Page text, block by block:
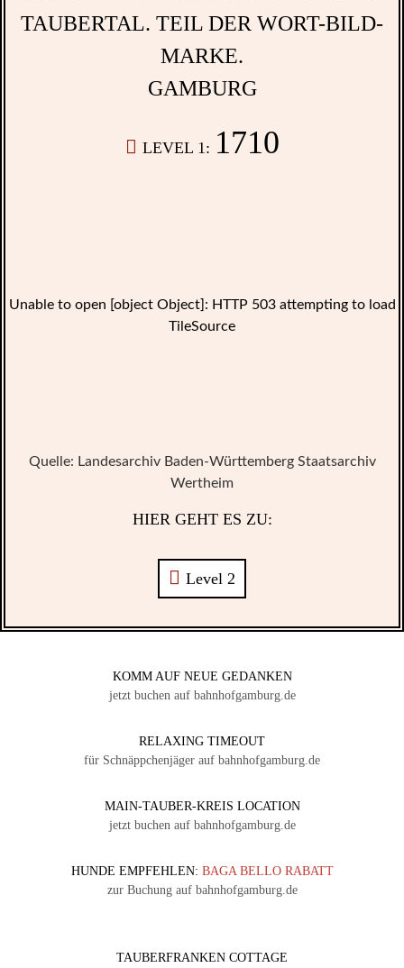
GAMBURG
LEVEL 1: 1710
Unable to open [object Object]: HTTP 503 attempting to load
TileSource
Quelle: Landesarchiv Baden-Württemberg Staatsarchiv
Wertheim
HIER GEHT ES ZU:
Level 2
KOMM AUF NEUE GEDANKEN
jetzt buchen auf bahnhofgamburg.de
RELAXING TIMEOUT
für Schnäppchenjäger auf bahnhofgamburg.de
MAIN-TAUBER-KREIS LOCATION
jetzt buchen auf bahnhofgamburg.de
HUNDE EMPFEHLEN: BAGA BELLO RABATT
zur Buchung auf bahnhofgamburg.de
TAUBERFRANKEN COTTAGE